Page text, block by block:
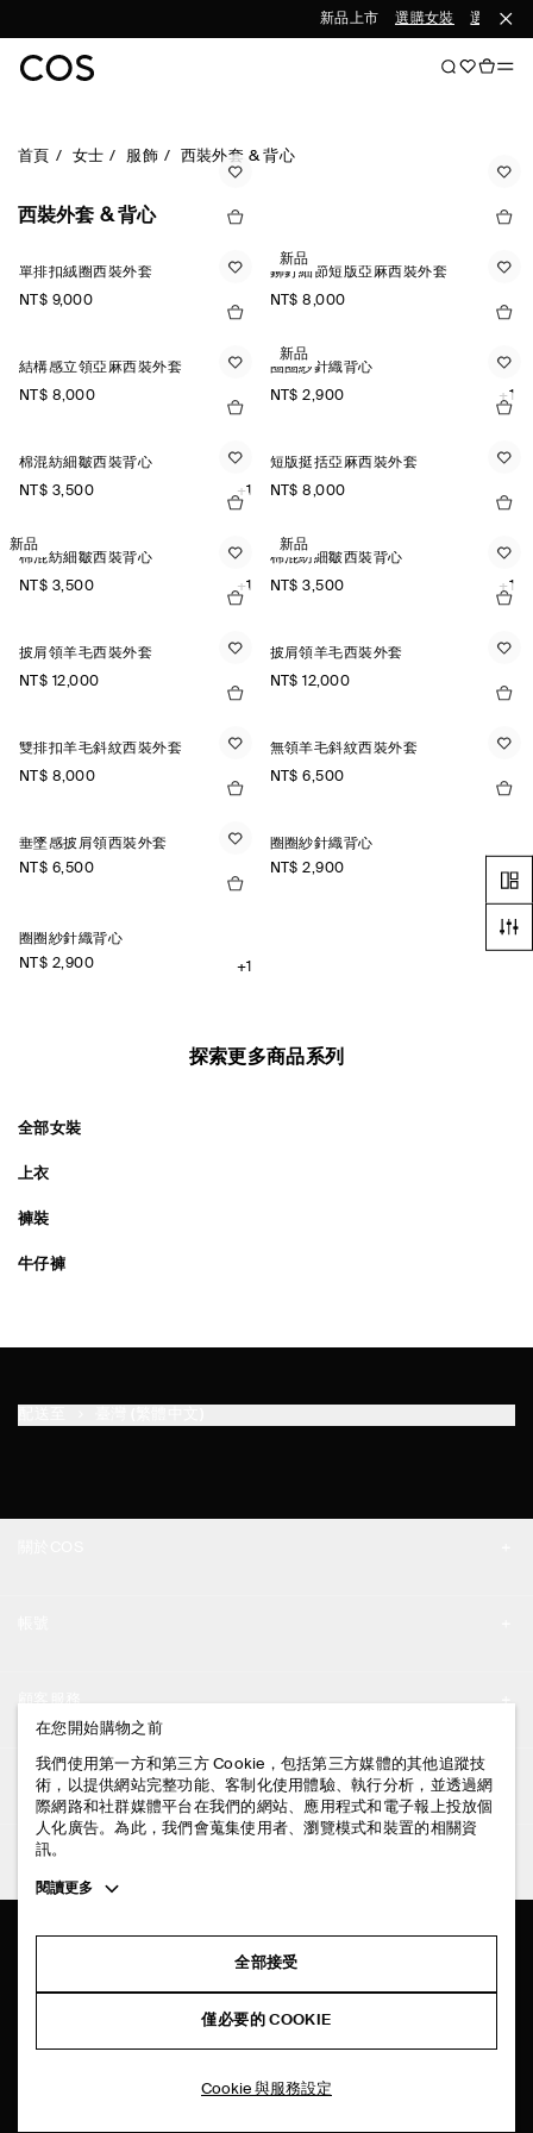
新品上市 選購女裝 選購男裝
首頁 女士 服飾 西裝外套 & 背心
西裝外套 & 背心
單排扣絨圈西裝外套
NT$ 9,000
新品
鉚釘細節短版亞麻西裝外套
NT$ 8,000
結構感立領亞麻西裝外套
NT$ 8,000
新品
圈圈紗針織背心
NT$ 2,900
+1
棉混紡細皺西裝背心
NT$ 3,500
+1
短版挺括亞麻西裝外套
NT$ 8,000
新品
棉混紡細皺西裝背心
NT$ 3,500
+1
新品
棉混紡細皺西裝背心
NT$ 3,500
+1
披肩領羊毛西裝外套
NT$ 12,000
披肩領羊毛西裝外套
NT$ 12,000
雙排扣羊毛斜紋西裝外套
NT$ 8,000
無領羊毛斜紋西裝外套
NT$ 6,500
垂墜感披肩領西裝外套
NT$ 6,500
圈圈紗針織背心
NT$ 2,900
+1
圈圈紗針織背心
NT$ 2,900
+1
探索更多商品系列
全部女裝
上衣
褲裝
牛仔褲
門市資訊
登入 / 註冊
聯絡我們
配送說明
付款說明
退貨及退款說明
常見問題
法律資訊
隱私權政策
條款與細則
追蹤COS
TIKTOK
在您開始購物之前
我們使用第一方和第三方 Cookie，包括第三方媒體的其他追蹤技
術，以提供網站完整功能、客制化使用體驗、執行分析，並透過網
際網路和社群媒體平台在我們的網站、應用程式和電子報上投放個
人化廣告。為此，我們會蒐集使用者、瀏覽模式和裝置的相關資
訊。
Toggle
閱讀更多
全部接受
僅必要的 COOKIE
Cookie 與服務設定